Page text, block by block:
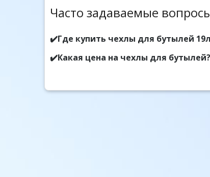
Часто задаваемые
✔️Где купить чехлы для бутылей
✔️Какая цена на чехлы для бутылей?